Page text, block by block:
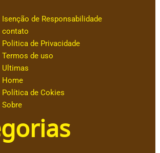
Isenção de Responsabilidade
contato
Politica de Privacidade
Termos de uso
Ultimas
Home
Política de Cokies
Sobre